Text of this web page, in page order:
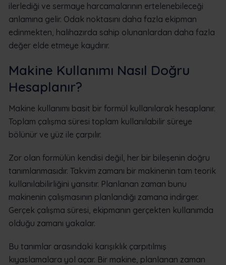
ilerlediği ve sermaye harcamalarının ertelenebileceği
anlamına gelir. Odak noktasını daha fazla ekipman
edinmekten, halihazırda sahip olunanlardan daha fazla
değer elde etmeye kaydırır.
Makine Kullanımı Nasıl Doğru
Hesaplanır?
Makine kullanımı basit bir formül kullanılarak hesaplanır.
Toplam çalışma süresi toplam kullanılabilir süreye
bölünür ve yüz ile çarpılır.
Zor olan formülün kendisi değil, her bir bileşenin doğru
tanımlanmasıdır. Takvim zamanı bir makinenin tam teorik
kullanılabilirliğini yansıtır. Planlanan zaman bunu
makinenin çalışmasının planlandığı zamana indirger.
Gerçek çalışma süresi, ekipmanın gerçekten kullanımda
olduğu zamanı yakalar.
Bu tanımlar arasındaki karışıklık çarpıtılmış
kıyaslamalara yol açar. Bir makine, planlanan zaman